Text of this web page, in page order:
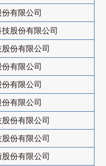
有限公司
股份有限公司
份有限公司
有限公司
有限公司
有限公司
份有限公司
份有限公司
份有限公司